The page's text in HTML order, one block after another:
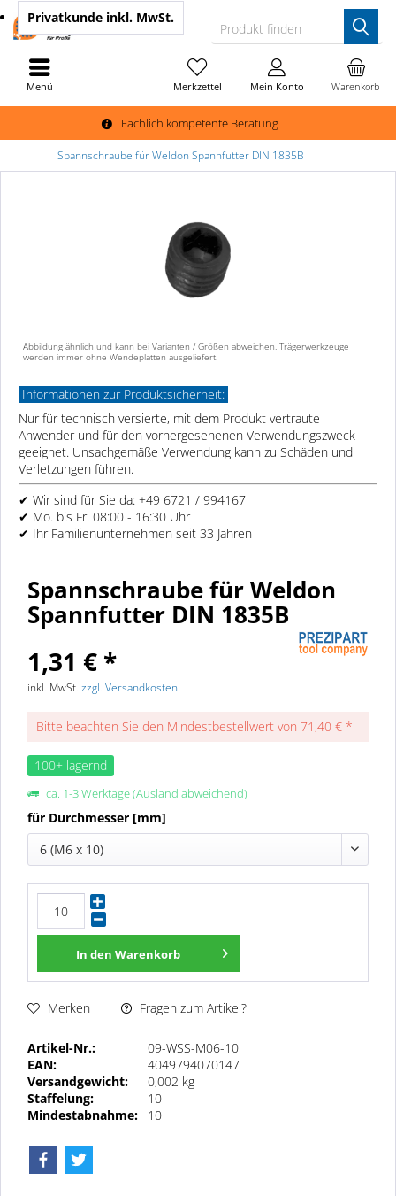
Fachlich kompetente Beratung
Produkt finden
Warenkorb
Merkzettel Mein Konto
Privatkunde inkl. MwSt.
Menü
Spannschraube für Weldon Spannfutter DIN 1835B
Abbildung ähnlich und kann bei Varianten / Größen abweichen. Trägerwerkzeuge
werden immer ohne Wendeplatten ausgeliefert.
Informationen zur Produktsicherheit:
Nur für technisch versierte, mit dem Produkt vertraute
Anwender und für den vorhergesehenen Verwendungszweck
geeignet. Unsachgemäße Verwendung kann zu Schäden und
Verletzungen führen.
✔ Wir sind für Sie da: +49 6721 / 994167
✔ Mo. bis Fr. 08:00 - 16:30 Uhr
✔ Ihr Familienunternehmen seit 33 Jahren
Spannschraube für Weldon
Spannfutter DIN 1835B
1,31 € *
inkl. MwSt. zzgl. Versandkosten
Bitte beachten Sie den Mindestbestellwert von 71,40 € *
100+ lagernd
ca. 1-3 Werktage (Ausland abweichend)
für Durchmesser [mm]
6 (M6 x 10)
In den Warenkorb
Merken Fragen zum Artikel?
Artikel-Nr.:
09-WSS-M06-10
EAN:
4049794070147
Versandgewicht:
0,002 kg
Staffelung:
10
Mindestabnahme:
10